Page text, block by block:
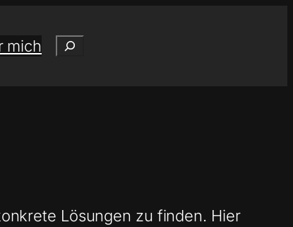
mich Suchen
Lösungen zu finden. Hier